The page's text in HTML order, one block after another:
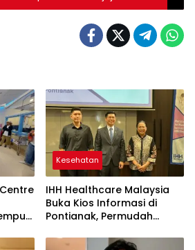
Kesehatan
IHH Healthcare Malaysia
Buka Kios Informasi di
Pontianak, Permudah
Jiran